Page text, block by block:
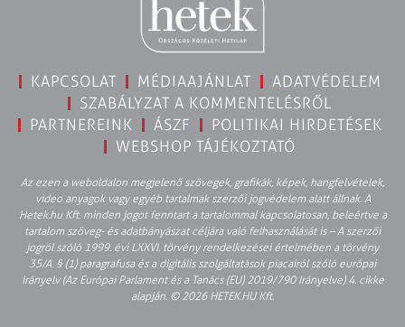
KAPCSOLAT MÉDIAAJÁNLAT
ADATVÉDELEM
SZABÁLYZAT A KOMMENTELÉSRŐL
PARTNEREINK
ÁSZF
POLITIKAI HIRDETÉSEK
WEBSHOP TÁJÉKOZTATÓ
Az ezen a weboldalon megjelenő szövegek, grafikák, képek, hangfelvételek,
video anyagok vagy egyéb tartalmak szerzői jogvédelem alatt állnak. A
Hetek.hu Kft. minden jogot fenntart a tartalommal kapcsolatosan, beleértve a
tartalom szöveg- és adatbányászat céljára való felhasználását is – A szerzői
jogról szóló 1999. évi LXXVI. törvény rendelkezései értelmében a törvény
35/A. § (1) paragrafusa és a digitális szolgáltatások piacairól szóló európai
irányelv (Az Európai Parlament és a Tanács (EU) 2019/790 Irányelve) 4. cikke
alapján. © 2026 HETEK.HU Kft.